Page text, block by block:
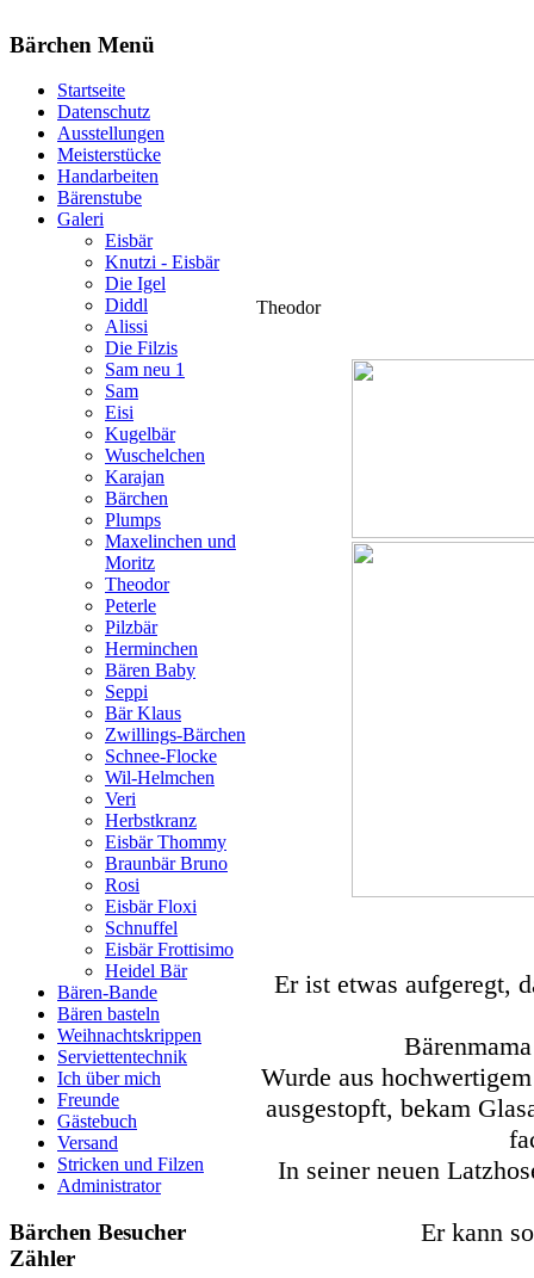
Bärchen Menü
Startseite
Datenschutz
Ausstellungen
Meisterstücke
Handarbeiten
Bärenstube
Galeri
Eisbär
Knutzi - Eisbär
Die Igel
Diddl
Alissi
Die Filzis
Sam neu 1
Sam
Eisi
Kugelbär
Wuschelchen
Karajan
Bärchen
Plumps
Maxelinchen und
Moritz
Theodor
Peterle
Pilzbär
Herminchen
Bären Baby
Seppi
Bär Klaus
Zwillings-Bärchen
Schnee-Flocke
Wil-Helmchen
Veri
Herbstkranz
Eisbär Thommy
Braunbär Bruno
Rosi
Eisbär Floxi
Schnuffel
Eisbär Frottisimo
Heidel Bär
Bären-Bande
Bären basteln
Weihnachtskrippen
Serviettentechnik
Ich über mich
Freunde
Gästebuch
Versand
Stricken und Filzen
Administrator
Bärchen Besucher
Zähler
Theodor
Er ist etwas aufgeregt,
Wurde aus
ausgestopft, bekam
In seiner neuen
Er kann